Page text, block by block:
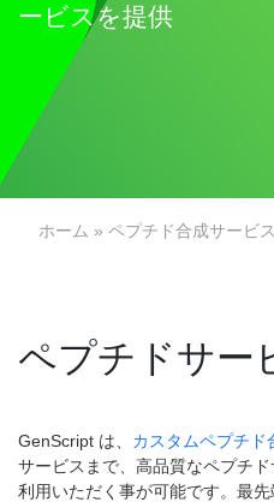
ービスを提供
ホーム » ペプチド合成サービス
ペプチドサー
GenScript は、 カスタムペプチド
サービスまで、高品質なペプチ
利用いただく事が可能です。最